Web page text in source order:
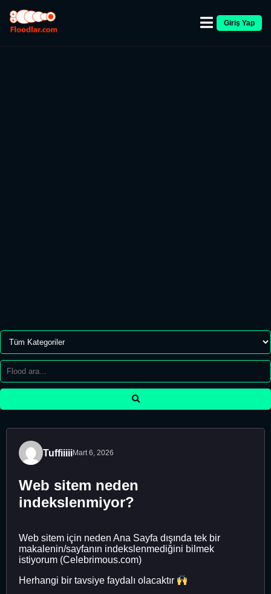
Giriş Yap
TuffiiiiiMart 6, 2026
Web sitem neden
indekslenmiyor?
Web sitem için neden Ana Sayfa dışında tek bir
makalenin/sayfanın indekslenmediğini bilmek
istiyorum (Celebrimous.com)
Herhangi bir tavsiye faydalı olacaktır